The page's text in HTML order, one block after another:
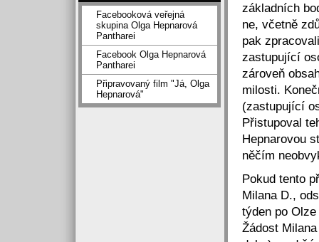
Facebooková veřejná
skupina Olga Hepnarová
Pantharei
Facebook Olga Hepnarová
Pantharei
Připravovaný film "Já, Olga
Hepnarová"
základních
ne, včetně
pak
zastupující
zároveň
milosti.
(zastupující
Přistupoval
Hepnarovou
něčím
Pokud tento
Milana D.,
týden po
Žádost